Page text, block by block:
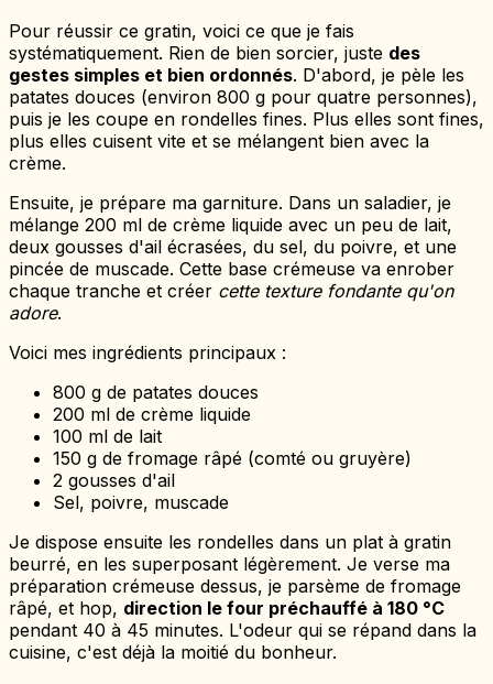
Pour réussir ce gratin, voici ce que je fais
systématiquement. Rien de bien sorcier, juste des
gestes simples et bien ordonnés. D'abord, je pèle les
patates douces (environ 800 g pour quatre personnes),
puis je les coupe en rondelles fines. Plus elles sont fines,
plus elles cuisent vite et se mélangent bien avec la
crème.
Ensuite, je prépare ma garniture. Dans un saladier, je
mélange 200 ml de crème liquide avec un peu de lait,
deux gousses d'ail écrasées, du sel, du poivre, et une
pincée de muscade. Cette base crémeuse va enrober
chaque tranche et créer cette texture fondante qu'on
adore.
Voici mes ingrédients principaux :
800 g de patates douces
200 ml de crème liquide
100 ml de lait
150 g de fromage râpé (comté ou gruyère)
2 gousses d'ail
Sel, poivre, muscade
Je dispose ensuite les rondelles dans un plat à gratin
beurré, en les superposant légèrement. Je verse ma
préparation crémeuse dessus, je parsème de fromage
râpé, et hop, direction le four préchauffé à 180 °C
pendant 40 à 45 minutes. L'odeur qui se répand dans la
cuisine, c'est déjà la moitié du bonheur.